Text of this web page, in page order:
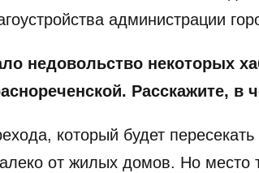
администрации
недовольство некоторых
Расскажите, в
который будет
от жилых домов. Но место